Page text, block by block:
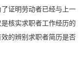
证明劳动者已经与上一
核实求职者工作经历的
的辨别求职者简历是否